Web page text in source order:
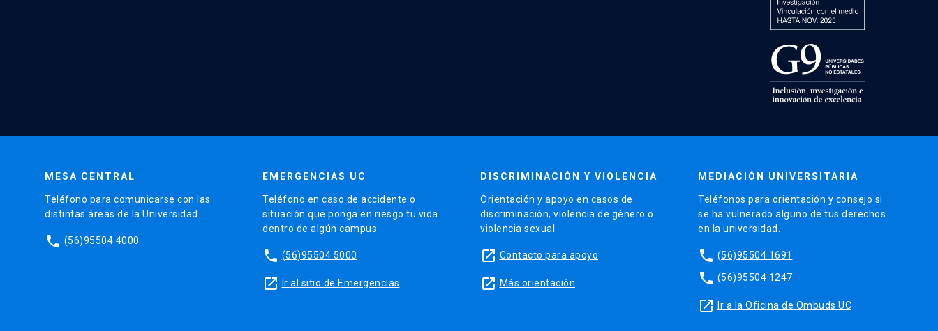
MESA CENTRAL
Teléfono para comunicarse con las
distintas áreas de la Universidad.
phone (56)95504 4000
EMERGENCIAS UC
Teléfono en caso de accidente o
situación que ponga en riesgo tu vida
dentro de algún campus.
phone (56)95504 5000
launch Ir al sitio de Emergencias
DISCRIMINACIÓN Y VIOLENCIA
Orientación y apoyo en casos de
discriminación, violencia de género o
violencia sexual.
launch Contacto para apoyo
launch Más orientación
MEDIACIÓN UNIVERSITARIA
Teléfonos para orientación y consejo si
se ha vulnerado alguno de tus derechos
en la universidad.
phone (56)95504 1691
phone (56)95504 1247
launch Ir a la Oficina de Ombuds UC